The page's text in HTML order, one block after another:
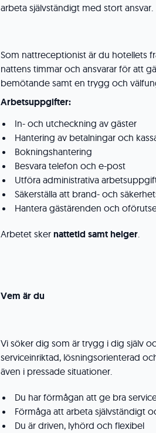
arbeta självständigt med stort ansvar.
Som nattreceptionist är du hotellets
nattens timmar och ansvarar för att
bemötande samt en trygg och
Arbetsuppgifter:
In- och utcheckning av gäster
Hantering av betalningar och
Bokningshantering
Besvara telefon och e-post
Utföra administrativa
Säkerställa att brand- och
Hantera gästärenden och
Arbetet sker nattetid samt helger.
Vem är du
Vi söker dig som är trygg i dig själv
serviceinriktad, lösningsorienterad
även i pressade situationer.
Du har förmågan att ge bra
Förmåga att arbeta självständigt
Du är driven, lyhörd och flexibel